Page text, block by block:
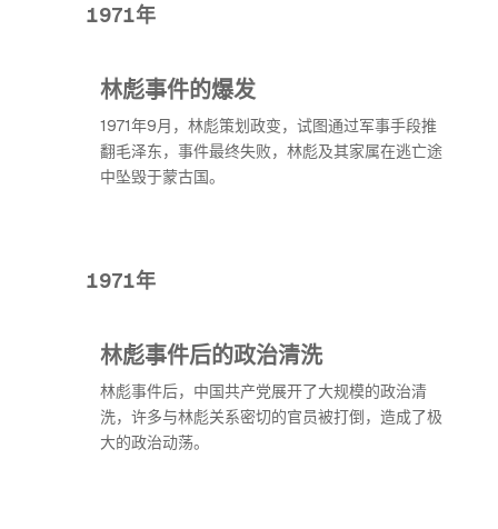
1971年
林彪事件的爆发
1971年9月，林彪策划政变，试图通过军事手段推
翻毛泽东，事件最终失败，林彪及其家属在逃亡途
中坠毁于蒙古国。
1971年
林彪事件后的政治清洗
林彪事件后，中国共产党展开了大规模的政治清
洗，许多与林彪关系密切的官员被打倒，造成了极
大的政治动荡。